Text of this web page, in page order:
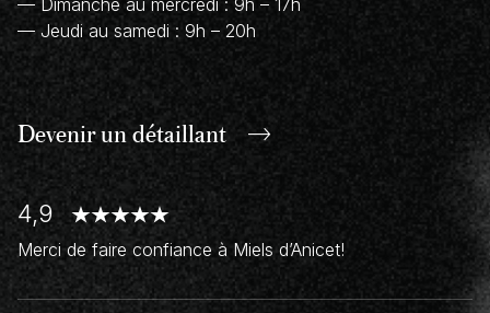
— Jeudi au samedi : 9h – 20h
Devenir undétaillant
4,9
Merci de faire confiance à Miels d’Anicet!